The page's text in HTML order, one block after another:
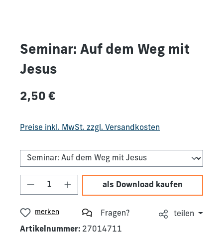
Seminar: Auf dem Weg mit
Jesus
Regulärer Preis:
2,50 €
Preise inkl. MwSt. zzgl. Versandkosten
Produkt Anzahl: Gib den gewünschten
als Download kaufen
merken Fragen?
teilen
Artikelnummer: 27014711